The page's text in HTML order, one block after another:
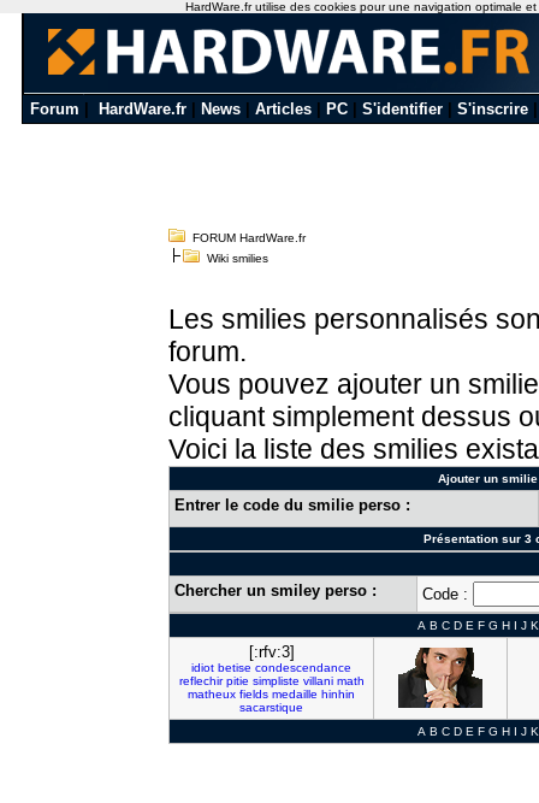
Forum HardWare.fr News Articles PC S'identifier S'inscrire
FORUM HardWare.fr
Wiki smilies
Les smilies personnalisés
forum.
Vous pouvez ajouter un
cliquant simplement dessus
Voici la liste des smilies
Ajouter un
Entrer le code du smilie perso :
Présentation sur 3
Chercher un smiley perso : Code :
A B C D E F G H I J K
[:rfv:3]
idiot betise condescendance
reflechir pitie simpliste villani math
matheux fields medaille hinhin
sacarstique
A B C D E F G H I J K
HardWare.fr utilise des cookies pour une navigation optimale